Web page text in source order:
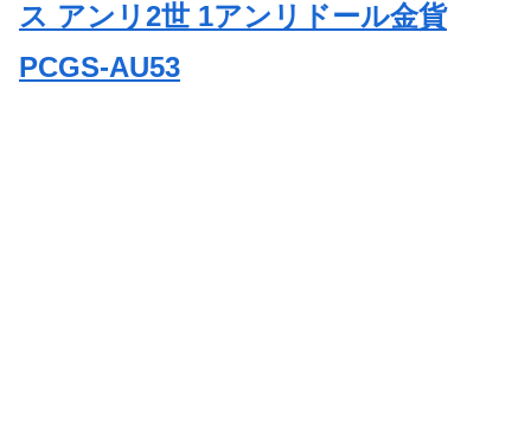
ス アンリ2世 1アンリドール金貨
PCGS-AU53